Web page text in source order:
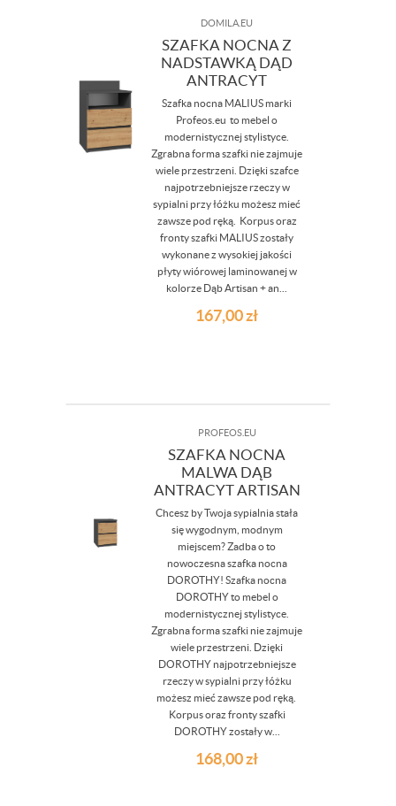
DOMILA.EU
SZAFKA NOCNA Z
NADSTAWKĄ DĄD
ANTRACYT
Szafka nocna MALIUS marki
Profeos.eu to mebel o
modernistycznej stylistyce.
Zgrabna forma szafki nie zajmuje
wiele przestrzeni. Dzięki szafce
najpotrzebniejsze rzeczy w
sypialni przy łóżku możesz mieć
zawsze pod ręką. Korpus oraz
fronty szafki MALIUS zostały
wykonane z wysokiej jakości
płyty wiórowej laminowanej w
kolorze Dąb Artisan + an...
167,00zł
PROFEOS.EU
SZAFKA NOCNA
MALWA DĄB
ANTRACYT ARTISAN
Chcesz by Twoja sypialnia stała
się wygodnym, modnym
miejscem? Zadba o to
nowoczesna szafka nocna
DOROTHY! Szafka nocna
DOROTHY to mebel o
modernistycznej stylistyce.
Zgrabna forma szafki nie zajmuje
wiele przestrzeni. Dzięki
DOROTHY najpotrzebniejsze
rzeczy w sypialni przy łóżku
możesz mieć zawsze pod ręką.
Korpus oraz fronty szafki
DOROTHY zostały w...
168,00zł